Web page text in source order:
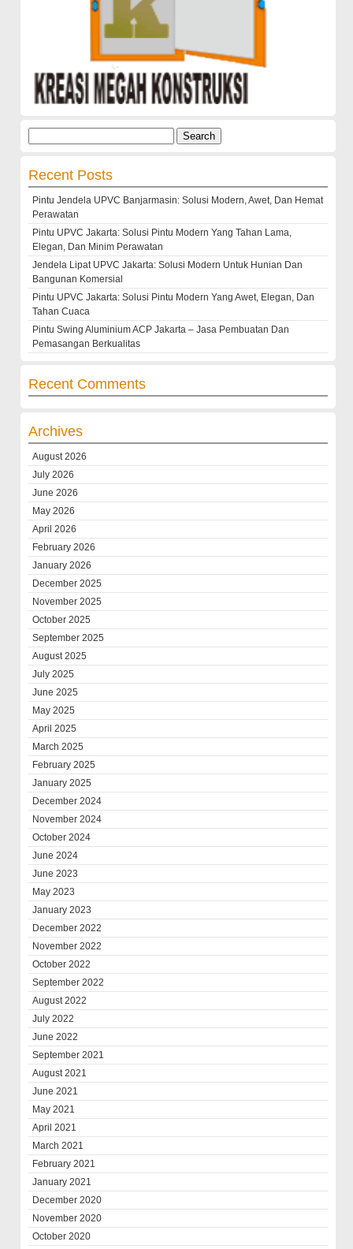
Recent Posts
Pintu Jendela UPVC Banjarmasin: Solusi Modern, Awet, Dan Hemat
Perawatan
Pintu UPVC Jakarta: Solusi Pintu Modern Yang Tahan Lama,
Elegan, Dan Minim Perawatan
Jendela Lipat UPVC Jakarta: Solusi Modern Untuk Hunian Dan
Bangunan Komersial
Pintu UPVC Jakarta: Solusi Pintu Modern Yang Awet, Elegan, Dan
Tahan Cuaca
Pintu Swing Aluminium ACP Jakarta – Jasa Pembuatan Dan
Pemasangan Berkualitas
Recent Comments
Archives
August 2026
July 2026
June 2026
May 2026
April 2026
February 2026
January 2026
December 2025
November 2025
October 2025
September 2025
August 2025
July 2025
June 2025
May 2025
April 2025
March 2025
February 2025
January 2025
December 2024
November 2024
October 2024
June 2024
June 2023
May 2023
January 2023
December 2022
November 2022
October 2022
September 2022
August 2022
July 2022
June 2022
September 2021
August 2021
June 2021
May 2021
April 2021
March 2021
February 2021
January 2021
December 2020
November 2020
October 2020